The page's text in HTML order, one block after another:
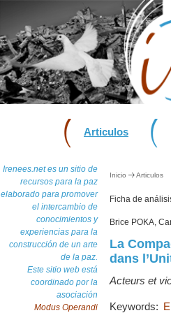
Articulos
Irenees.net es un sitio de
recursos para la paz
elaborado para promover
el intercambio de
conocimientos y
experiencias para la
construcción de un arte
de la paz.
Este sitio web está
coordinado por la
asociación
Modus Operandi
Inicio Articulos
Ficha de
Brice POKA,
La
dans
Acteurs et
Keywords: